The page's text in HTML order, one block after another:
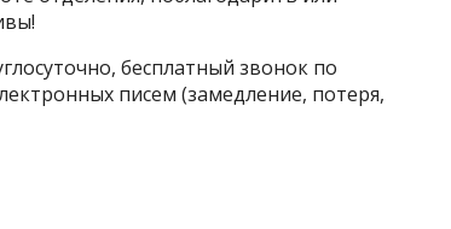
бесплатный звонок по
писем (замедление, потеря,